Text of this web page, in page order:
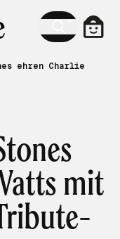
ehren Charlie
mit